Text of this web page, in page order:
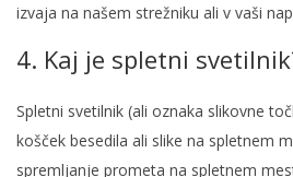
izvaja na našem strežniku ali v vaši
4. Kaj je spletni
Spletni svetilnik (ali oznaka slikovne
košček besedila ali slike na spletnem
spremljanje prometa na spletnem